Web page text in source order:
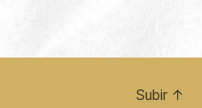
Subir ↑